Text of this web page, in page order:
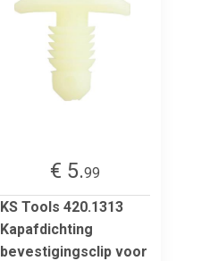
€ 5.99
KS Tools 420.1313
Kapafdichting
bevestigingsclip voor